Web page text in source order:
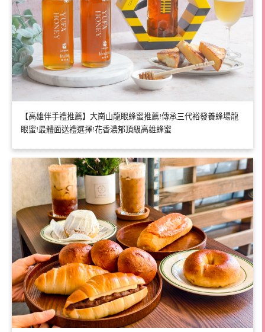
【高雄伴手禮推薦】大崗山龍眼蜂蜜推薦!傳承三代裕發養蜂場龍
眼蜜!最體面送禮選擇!花香濃郁頂級高雄蜂蜜